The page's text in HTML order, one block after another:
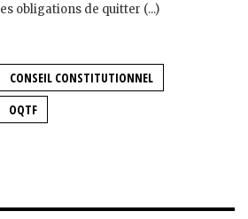
obligations de quitter (...)
CONSEIL CONSTITUTIONNEL
OQTF